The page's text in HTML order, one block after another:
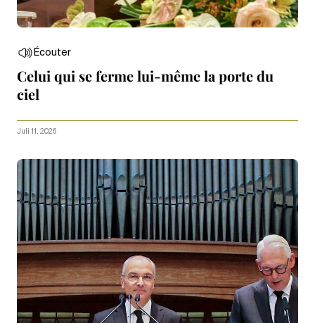
Écouter
Celui qui se ferme lui-même la porte du
ciel
Juli 11, 2026